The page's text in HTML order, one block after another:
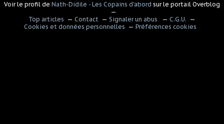
Voir le profil de Nath-Didile - Les Copains d'abord sur le portail Overblog
Top articles
Contact Signaler un abus
C.G.U.
Cookies et données personnelles
Préférences cookies